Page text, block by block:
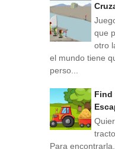
que
otro
el mundo tiene
perso...
Find
Para